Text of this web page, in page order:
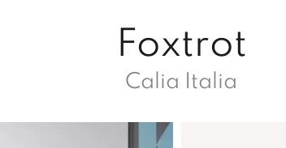
Foxtrot
Calia Italia